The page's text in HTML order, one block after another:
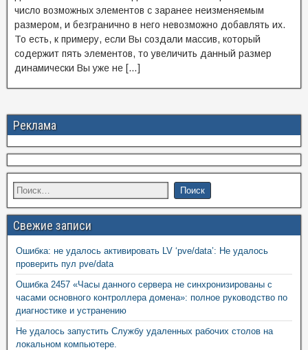
число возможных элементов с заранее неизменяемым
размером, и безгранично в него невозможно добавлять их.
То есть, к примеру, если Вы создали массив, который
содержит пять элементов, то увеличить данный размер
динамически Вы уже не […]
Реклама
Свежие записи
Ошибка: не удалось активировать LV ‘pve/data’: Не удалось
проверить пул pve/data
Ошибка 2457 «Часы данного сервера не синхронизированы с
часами основного контроллера домена»: полное руководство по
диагностике и устранению
Не удалось запустить Службу удаленных рабочих столов на
локальном компьютере.